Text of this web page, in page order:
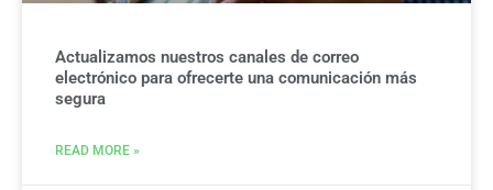
Actualizamos nuestros canales de correo
electrónico para ofrecerte una comunicación más
segura
READ MORE »